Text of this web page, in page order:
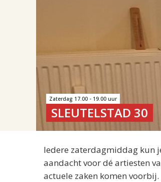
Zaterdag 17.00 - 19.00 uur
SLEUTELSTAD 30
Iedere zaterdagmiddag kun
aandacht voor dé artiesten
actuele zaken komen